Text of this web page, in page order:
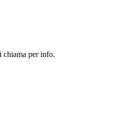
chiama per info.